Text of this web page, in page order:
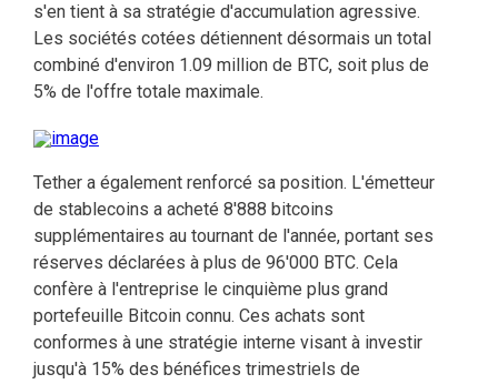
s'en tient à sa stratégie d'accumulation agressive.
Les sociétés cotées détiennent désormais un total
combiné d'environ 1.09 million de BTC, soit plus de
5% de l'offre totale maximale.
Tether a également renforcé sa position. L'émetteur
de stablecoins a acheté 8'888 bitcoins
supplémentaires au tournant de l'année, portant ses
réserves déclarées à plus de 96'000 BTC. Cela
confère à l'entreprise le cinquième plus grand
portefeuille Bitcoin connu. Ces achats sont
conformes à une stratégie interne visant à investir
jusqu'à 15% des bénéfices trimestriels de